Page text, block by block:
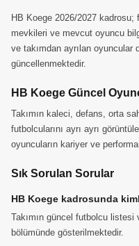
HB Koege 2026/2027 kadrosu;
mevkileri ve mevcut oyuncu
ve takımdan ayrılan oyuncular
güncellenmektedir.
HB Koege Güncel
Takımın kaleci, defans, orta
futbolcularını ayrı ayrı
oyuncuların kariyer ve
Sık Sorulan Sorular
HB Koege kadrosunda
Takımın güncel futbolcu
bölümünde gösterilmektedir.